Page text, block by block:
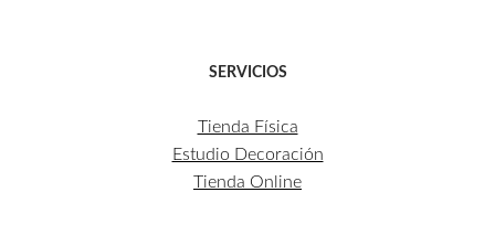
SERVICIOS
Tienda Física
Estudio Decoración
Tienda Online